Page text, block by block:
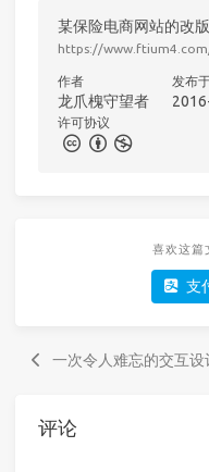
某保险电商网站的改
https://
作者
龙爪槐守望者
发布
许可协议
喜欢这篇
支
一次令人难忘的交互设
评论